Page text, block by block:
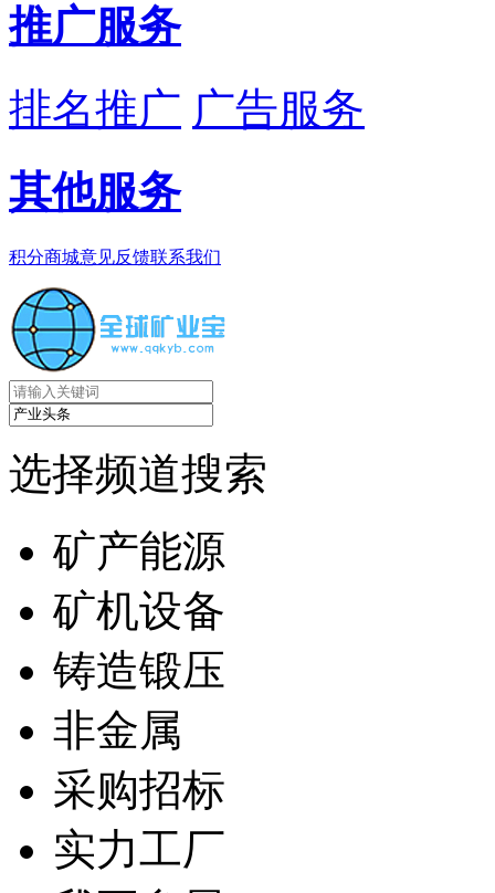
推广服务
排名推广 广告服务
其他服务
积分商城意见反馈联系我们
选择频道搜索
矿产能源
矿机设备
铸造锻压
非金属
采购招标
实力工厂